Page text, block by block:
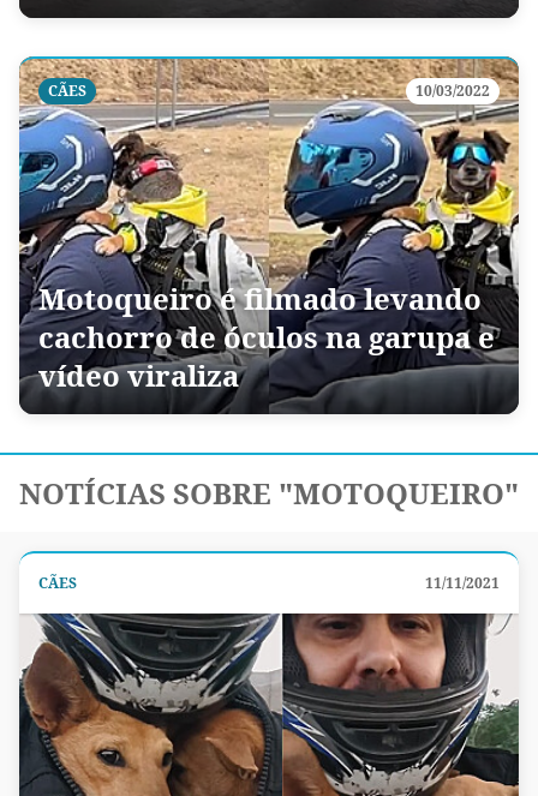
CÃES 10/03/2022
Motoqueiro é filmado levando
cachorro de óculos na garupa e
vídeo viraliza
NOTÍCIAS SOBRE "MOTOQUEIRO"
CÃES 11/11/2021